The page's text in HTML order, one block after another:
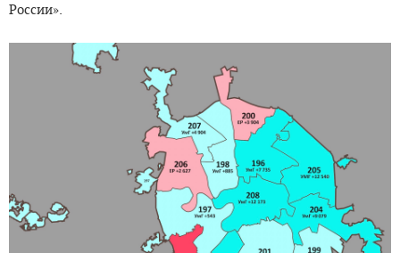
России».